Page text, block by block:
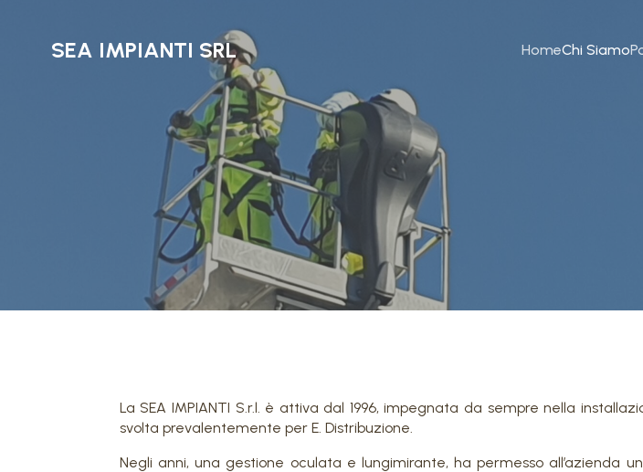
SEA IMPIANTI SRL HomeChi Siamo
La SEA IMPIANTI S.r.l. è attiva dal 1996, impegnata da sempre nella
svolta prevalentemente per E. Distribuzione.
Negli anni, una gestione oculata e lungimirante, ha permesso all’azienda